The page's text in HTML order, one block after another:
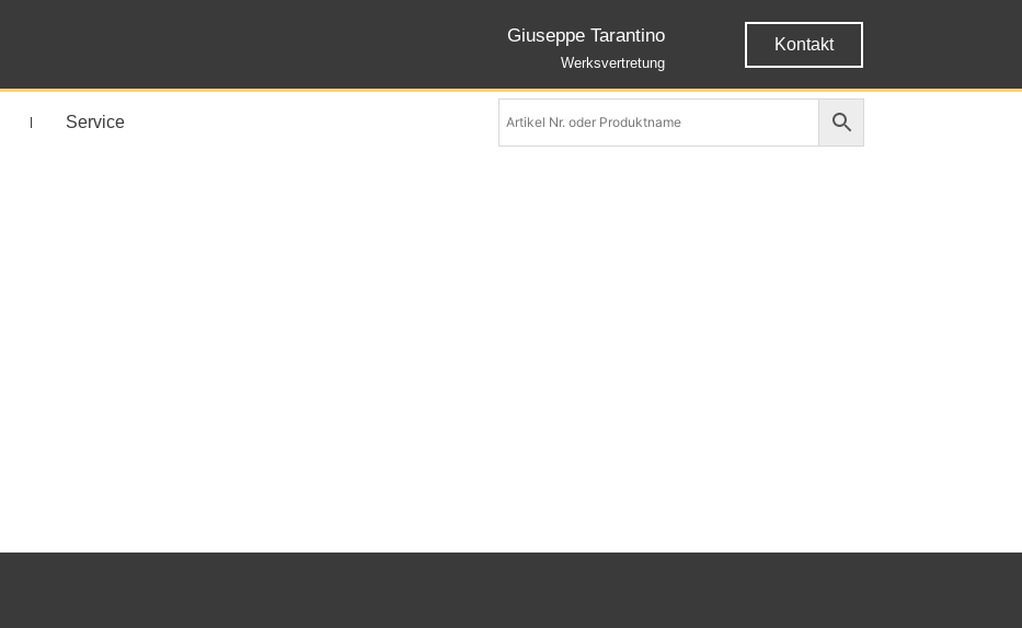
Giuseppe Tarantino
Werksvertretung
Kontakt
Service